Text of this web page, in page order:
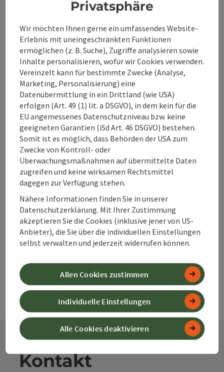
Sportarten
Eignung
Barrierefreiheit
Beitrag merken
zum Merkzettel
PDF erstellen
Beitrag drucken
powered byTOURDATA Änderung vorschlagen
Kontakt
Privatsphäre
Wir möchten Ihnen gerne ein umfassendes Website-
Erlebnis mit uneingeschränkten Funktionen
ermöglichen (z. B. Suche), Zugriffe analysieren sowie
Inhalte personalisieren, wofür wir Cookies verwenden.
Vereinzelt kann für bestimmte Zwecke (Analyse,
Marketing, Personalisierung) eine
Datenübermittlung in ein Drittland (wie USA)
erfolgen (Art. 49 (1) lit. a DSGVO), in dem kein für die
EU angemessenes Datenschutzniveau bzw. keine
geeigneten Garantien (iSd Art. 46 DSGVO) bestehen.
Somit ist es möglich, dass Behörden der USA zum
Zwecke von Kontroll- oder
Überwachungsmaßnahmen auf übermittelte Daten
zugreifen und keine wirksamen Rechtsmittel
dagegen zur Verfügung stehen.
Nähere Informationen finden Sie in unserer
Datenschutzerklärung. Mit Ihrer Zustimmung
akzeptieren Sie die Cookies (inklusive jener von US-
Anbieter), die Sie über die individuellen Einstellungen
selbst verwalten und jederzeit widerrufen können.
Alle Cookies deaktivieren
Individuelle Einstellungen
Allen Cookies zustimmen